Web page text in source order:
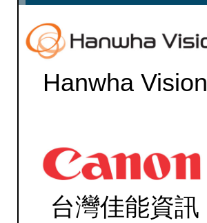
Hanwha Vision
台灣佳能資訊